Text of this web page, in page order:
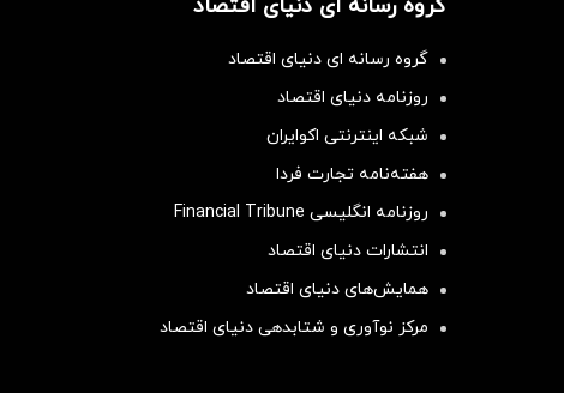
گروه رسانه ای دنیای اقتصاد
گروه رسانه ای دنیای اقتصاد
روزنامه دنیای اقتصاد
شبکه اینترنتی اکوایران
هفته‌نامه تجارت فردا
روزنامه انگلیسی Financial Tribune
انتشارات دنیای اقتصاد
همایش‌های دنیای اقتصاد
مرکز نوآوری و شتابدهی دنیای اقتصاد